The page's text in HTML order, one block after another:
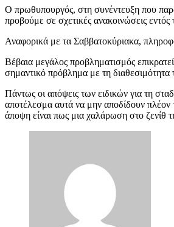
Ο πρωθυπουργός, στη συνέντευξη που
προβούμε σε σχετικές ανακοινώσεις
Αναφορικά με τα Σαββατοκύριακα,
Βέβαια μεγάλος προβληματισμός
σημαντικό πρόβλημα με τη
Πάντως οι απόψεις των ειδικών για τη
αποτέλεσμα αυτά να μην αποδίδουν πλέον
άποψη είναι πως μια χαλάρωση στο ζενίθ